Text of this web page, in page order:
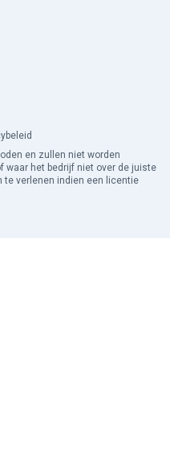
en zullen niet worden
waar het bedrijf niet over de juiste
te verlenen indien een licentie